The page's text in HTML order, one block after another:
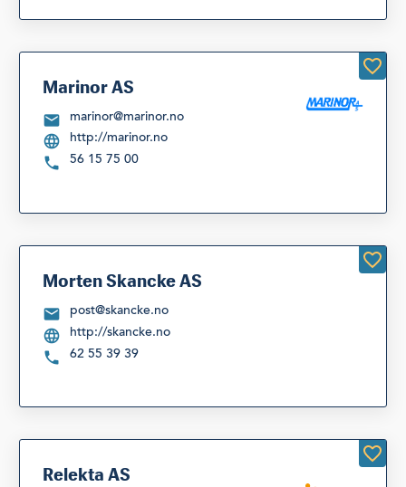
Marinor AS
marinor@marinor.no
http://marinor.no
56 15 75 00
Morten Skancke AS
post@skancke.no
http://skancke.no
62 55 39 39
Relekta AS